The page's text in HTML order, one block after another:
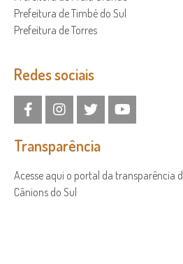
Prefeitura de Timbé do Sul
Prefeitura de Torres
Redes sociais
Transparência
Acesse aqui o portal da transparência
Cânions do Sul